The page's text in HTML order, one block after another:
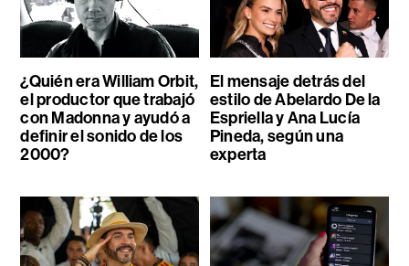
¿Quién era William Orbit,
el productor que trabajó
con Madonna y ayudó a
definir el sonido de los
2000?
El mensaje detrás del
estilo de Abelardo De la
Espriella y Ana Lucía
Pineda, según una
experta